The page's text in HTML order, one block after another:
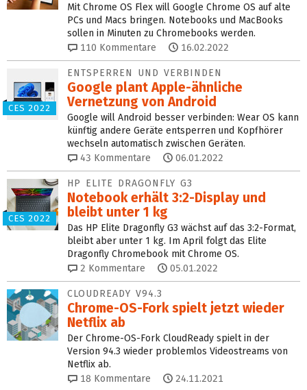
Mit Chrome OS Flex will Google Chrome OS auf alte
PCs und Macs bringen. Notebooks und MacBooks
sollen in Minuten zu Chromebooks werden.
110 Kommentare 16.02.2022
CES 2022
ENTSPERREN UND VERBINDEN
Google plant Apple-ähnliche
Vernetzung von Android
Google will Android besser verbinden: Wear OS kann
künftig andere Geräte entsperren und Kopfhörer
wechseln automatisch zwischen Geräten.
43 Kommentare 06.01.2022
CES 2022
HP ELITE DRAGONFLY G3
Notebook erhält 3:2-Display und
bleibt unter 1 kg
Das HP Elite Dragonfly G3 wächst auf das 3:2-Format,
bleibt aber unter 1 kg. Im April folgt das Elite
Dragonfly Chromebook mit Chrome OS.
2 Kommentare 05.01.2022
CLOUDREADY V94.3
Chrome-OS-Fork spielt jetzt wieder
Netflix ab
Der Chrome-OS-Fork CloudReady spielt in der
Version 94.3 wieder problemlos Videostreams von
Netflix ab.
18 Kommentare 24.11.2021